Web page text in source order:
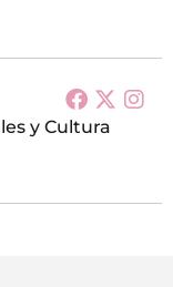
y Cultura